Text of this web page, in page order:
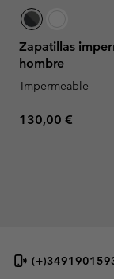
Zapatillas
hombre
Impermeable
Regular price:
130,00 €